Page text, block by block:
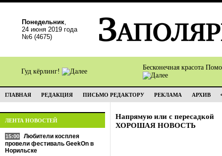
Понедельник,
24 июня 2019 года
№6 (4675)
Гуд кёрлинг!
Бесконечная красота
ГЛАВНАЯ РЕДАКЦИЯ ПИСЬМО РЕДАКТОРУ РЕКЛАМА АРХИВ
ЛЕНТА НОВОСТЕЙ
15:00
Любители косплея
провели фестиваль GeekOn в
Норильске
Напрямую или с пересадкой
ХОРОШАЯ НОВОСТЬ